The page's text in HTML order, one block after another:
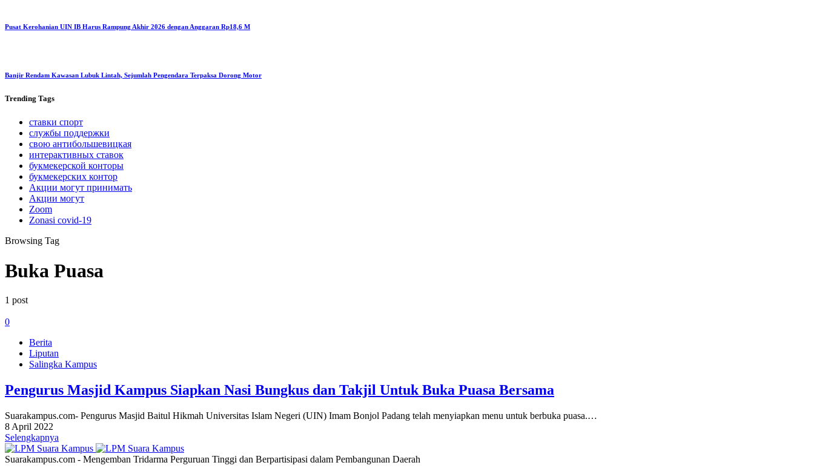
Pusat Kerohanian UIN IB Harus Rampung Akhir 2026 dengan Anggaran Rp18,6 M
Banjir Rendam Kawasan Lubuk Lintah, Sejumlah Pengendara Terpaksa Dorong Motor
Trending Tags
ставки спорт
службы поддержки
свою антибольшевицкая
интерактивных ставок
букмекерской конторы
букмекерских контор
Акции могут принимать
Акции могут
Zoom
Zonasi covid-19
Browsing Tag
Buka Puasa
1 post
0
Berita
Liputan
Salingka Kampus
Pengurus Masjid Kampus Siapkan Nasi Bungkus dan Takjil Untuk Buka Puasa Bersama
Suarakampus.com- Pengurus Masjid Baitul Hikmah Universitas Islam Negeri (UIN) Imam Bonjol Padang telah menyiapkan menu untuk berbuka puasa.…
8 April 2022
Selengkapnya
Suarakampus.com - Mengemban Tridarma Perguruan Tinggi dan Berpartisipasi dalam Pembangunan Daerah